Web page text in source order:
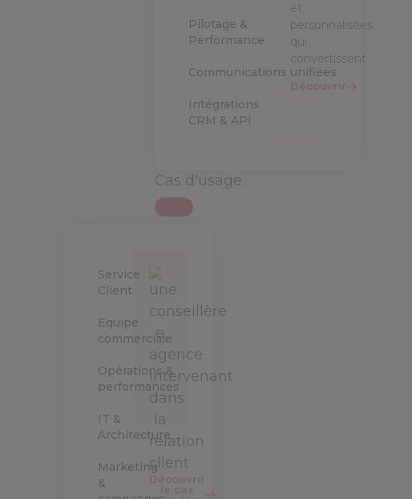
Pilotage &
Performance
Communications unifiées
Intégrations
CRM & API
et
personnalisées
qui
convertissent
Découvrir
Cas d'usage
Service
Client
Equipe
commerciale
Opérations &
performances
IT &
Architecture
Marketing
&
Découvrir
le cas